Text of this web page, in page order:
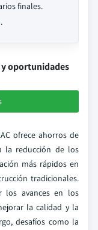
finales.
oportunidades
ofrece ahorros de
la reducción de los
más rápidos en
tradicionales.
los avances en los
la calidad y la
desafíos como la